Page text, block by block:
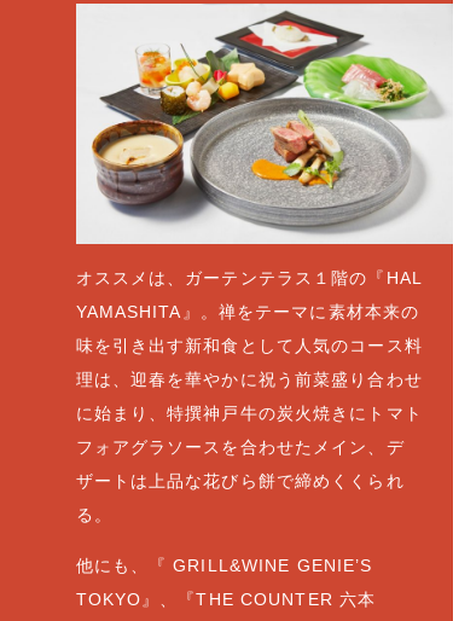
オススメは、ガーテンテラス１階の『HAL
YAMASHITA』。禅をテーマに素材本来の
味を引き出す新和食として人気のコース料
理は、迎春を華やかに祝う前菜盛り合わせ
に始まり、特撰神戸牛の炭火焼きにトマト
フォアグラソースを合わせたメイン、デ
ザートは上品な花びら餅で締めくくられ
る。
他にも、『 GRILL&WINE GENIE’S
TOKYO』、『THE COUNTER 六本